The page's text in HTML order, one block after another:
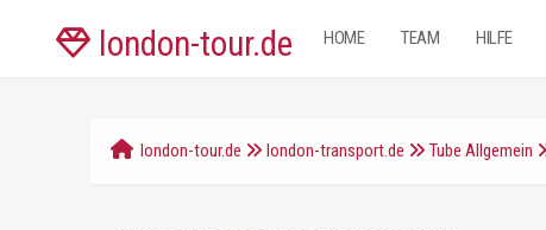
london-tour.de HOME TEAM HILFE
london-tour.de london-transport.de Tube Allgemein